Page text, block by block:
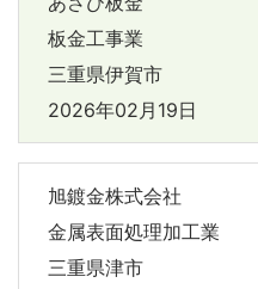
板金工事業
三重県伊賀市
2026年02月19日
旭鍍金株式会社
金属表面処理加工業
三重県津市